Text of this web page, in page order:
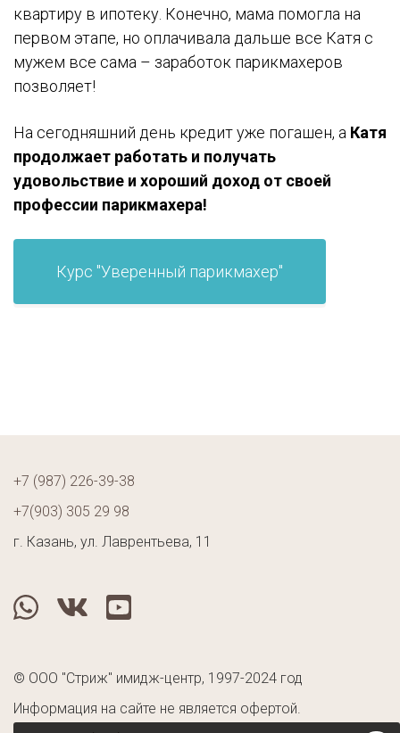
квартиру в ипотеку. Конечно, мама помогла на
первом этапе, но оплачивала дальше все Катя с
мужем все сама – заработок парикмахеров
позволяет!
На сегодняшний день кредит уже погашен, а Катя
продолжает работать и получать
удовольствие и хороший доход от своей
профессии парикмахера!
Курс "Уверенный парикмахер"
+7 (987) 226-39-38
+7(903) 305 29 98
г. Казань, ул. Лаврентьева, 11
whatsapp
vk youtube
© ООО "Стриж" имидж-центр, 1997-2024 год
Информация на сайте не является офертой.